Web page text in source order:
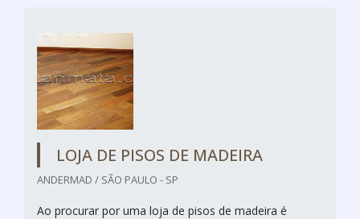
LOJA DE PISOS DE MADEIRA
ANDERMAD / SÃO PAULO - SP
Ao procurar por uma loja de pisos de madeira é